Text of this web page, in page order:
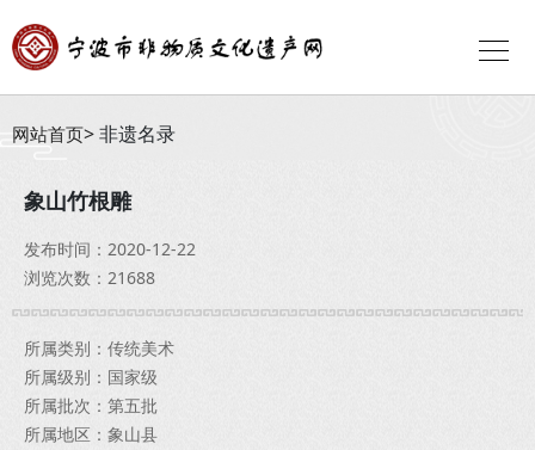
网站首页 非遗名录
象山竹根雕
发布时间：2020-12-22
浏览次数：21688
所属类别：传统美术
所属级别：国家级
所属批次：第五批
所属地区：象山县